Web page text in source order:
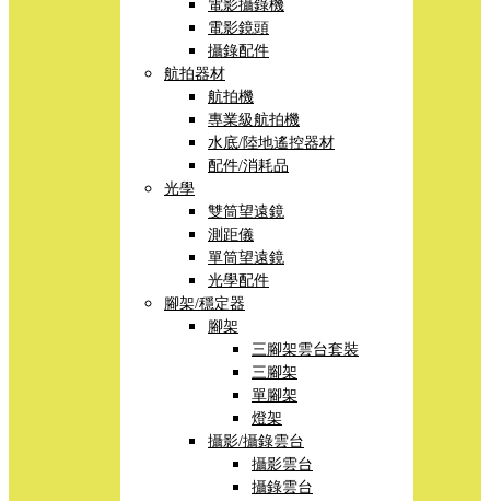
電影攝錄機
電影鏡頭
攝錄配件
航拍器材
航拍機
專業級航拍機
水底/陸地遙控器材
配件/消耗品
光學
雙筒望遠鏡
測距儀
單筒望遠鏡
光學配件
腳架/穩定器
腳架
三腳架雲台套裝
三腳架
單腳架
燈架
攝影/攝錄雲台
攝影雲台
攝錄雲台